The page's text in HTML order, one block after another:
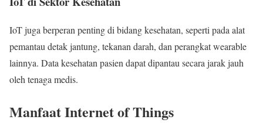
IoT juga berperan penting di bidang kesehatan, seperti pada alat
pemantau detak jantung, tekanan darah, dan perangkat wearable
lainnya. Data kesehatan pasien dapat dipantau secara jarak jauh
oleh tenaga medis.
Manfaat Internet of Things